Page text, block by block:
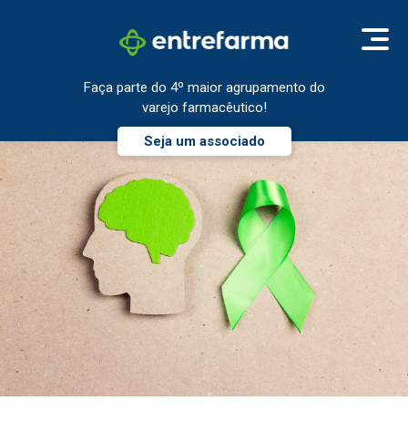
Faça parte do 4º maior agrupamento do
varejo farmacêutico!
Seja um associado